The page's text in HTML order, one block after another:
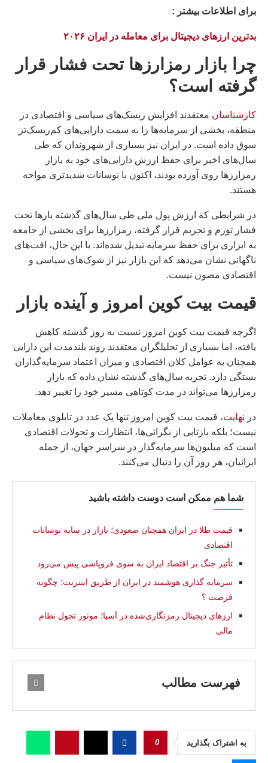
براى اطلاعات بيشتر :
بدترین ارزهای دیجیتال برای معامله در ایران ۲۰۲۶
چرا بازار رمزارزها تحت فشار قرار
گرفته است؟
کارشناسان معتقدند افزایش ریسک‌های سیاسی و اقتصادی در
منطقه، بخشی از سرمایه‌ها را به سمت دارایی‌های کم‌ریسک‌تر
سوق داده است. در ایران نیز بسیاری از شهروندان که طی
سال‌های اخیر برای حفظ ارزش دارایی‌های خود به بازار
رمزارزها روی آورده بودند، اکنون با نوسانات شدیدتری مواجه
هستند.
در شرایطی که ارزش پول ملی طی سال‌های گذشته بارها تحت
فشار تورم و تحریم قرار گرفته، رمزارزها برای بخشی از جامعه
به ابزاری برای حفظ سرمایه تبدیل شده‌اند. با این حال، افت‌های
ناگهانی نشان می‌دهد که این بازار نیز از شوک‌های سیاسی و
اقتصادی مصون نیست.
قیمت بیت کوین امروز و آینده بازار
اگرچه قیمت بیت کوین امروز نسبت به روز گذشته کاهش
یافته، اما بسیاری از تحلیلگران معتقدند روند بلندمدت این دارایی
همچنان به عوامل کلان اقتصادی و میزان اعتماد سرمایه‌گذاران
بستگی دارد. تجربه سال‌های گذشته نشان داده که بازار
رمزارزها می‌تواند در مدت کوتاهی مسیر خود را تغییر دهد.
در نهایت، قیمت بیت کوین امروز تنها یک عدد در تابلوی معاملات
نیست؛ بلکه بازتابی از نگرانی‌ها، انتظارات و تحولات اقتصادی
است که میلیون‌ها سرمایه‌گذار در سراسر جهان، از جمله
ایرانیان، هر روز آن را دنبال می‌کنند.
شما هم ممکن است دوست داشته باشید
قیمت طلا در ایران همچنان صعودی؛ بازار در سایه نوسانات
اقتصادی
تأثیر جنگ بر اقتصاد ایران به سوی فروپاشی پیش می‌رود
سرمایه گذاری هوشمند در ایران از طریق اینترنت؛ چگونه
فرصت ؟
ارزهای دیجیتال رمزنگاری‌شده در آسیا؛ موتور تحول نظام
مالی
فهرست مطالب
به اشتراک بگذارید 0